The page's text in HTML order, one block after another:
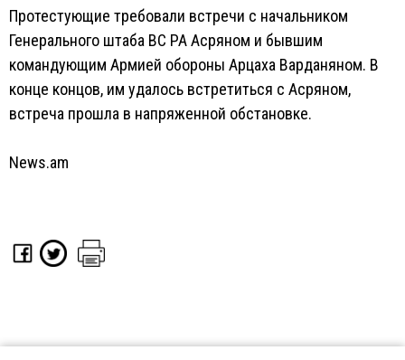
Протестующие требовали встречи с начальником
Генерального штаба ВС РА Асряном и бывшим
командующим Армией обороны Арцаха Варданяном. В
конце концов, им удалось встретиться с Асряном,
встреча прошла в напряженной обстановке.
News.am